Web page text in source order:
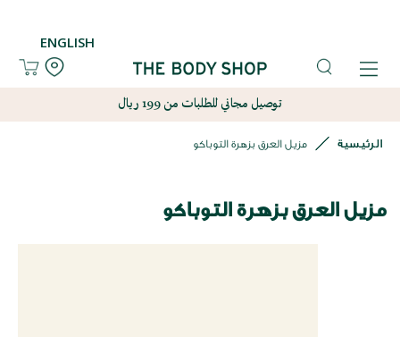
ENGLISH
توصيل مجاني للطلبات من 199 ريال
الرئيسية مزيل العرق بزهرة التوباكو
مزيل العرق بزهرة التوباكو